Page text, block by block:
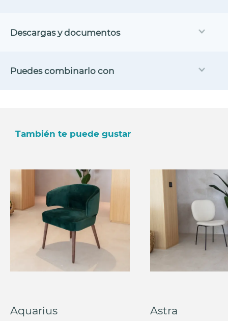
Descargas y documentos
Puedes combinarlo con
También te puede gustar
Aquarius Astra